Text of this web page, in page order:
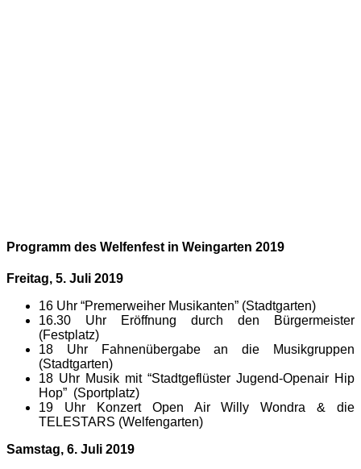
Programm des Welfenfest in Weingarten 2019
Freitag, 5. Juli 2019
16 Uhr “Premerweiher Musikanten” (Stadtgarten)
16.30 Uhr Eröffnung durch den Bürgermeister
(Festplatz)
18 Uhr Fahnenübergabe an die Musikgruppen
(Stadtgarten)
18 Uhr Musik mit “Stadtgeflüster Jugend-Openair Hip
Hop” (Sportplatz)
19 Uhr Konzert Open Air Willy Wondra & die
TELESTARS (Welfengarten)
Samstag, 6. Juli 2019